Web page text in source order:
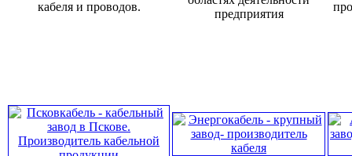
кабеля и проводов.
предприятия